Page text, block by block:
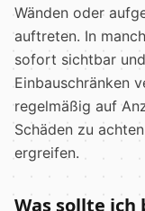
Wänden oder
auftreten. In
sofort sichtbar
Einbauschränken
regelmäßig auf
Schäden zu
ergreifen.
Was sollte ich